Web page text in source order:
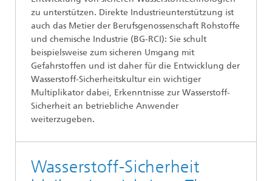
zu unterstützen. Direkte Industrieunterstützung ist
auch das Metier der Berufsgenossenschaft Rohstoffe
und chemische Industrie (BG-RCI): Sie schult
beispielsweise zum sicheren Umgang mit
Gefahrstoffen und ist daher für die Entwicklung der
Wasserstoff-Sicherheitskultur ein wichtiger
Multiplikator dabei, Erkenntnisse zur Wasserstoff-
Sicherheit an betriebliche Anwender
weiterzugeben.
Wasserstoff-Sicherheit